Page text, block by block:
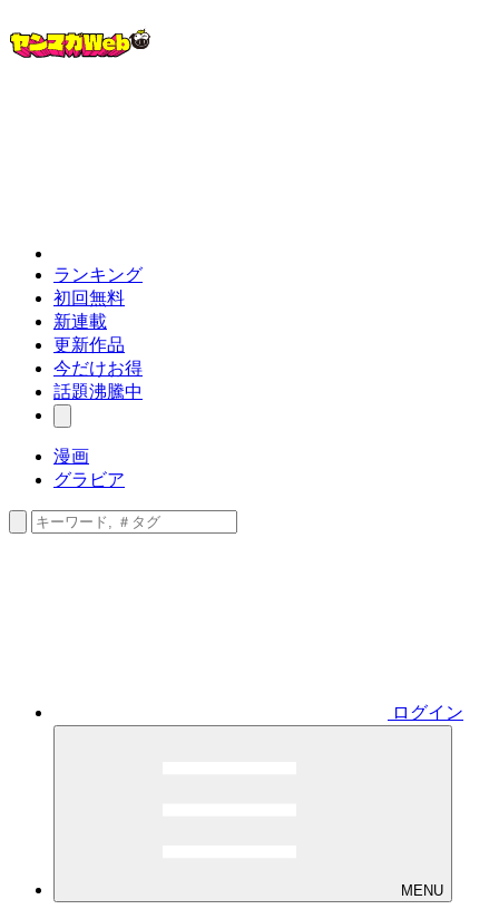
ランキング
初回無料
新連載
更新作品
今だけお得
話題沸騰中
漫画
グラビア
ログイン
MENU